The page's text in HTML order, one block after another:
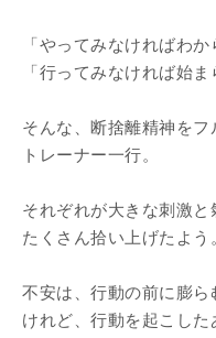
「やってみなければわか
「行ってみなければ始ま
そんな、断捨離精神をフ
トレーナー一行。
それぞれが大きな刺激と
たくさん拾い上げたよう
不安は、行動の前に膨ら
けれど、行動を起こした